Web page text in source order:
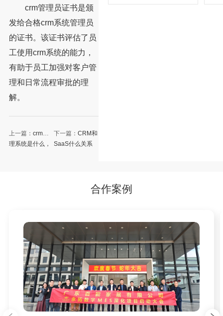
crm管理员证书是颁
发给合格crm系统管理员
的证书。该证书评估了员
工使用crm系统的能力，
有助于员工加强对客户管
理和日常流程审批的理
解。
上一篇： crm管
理系统是什么，
下一篇： CRM和
SaaS什么关系
合作案例